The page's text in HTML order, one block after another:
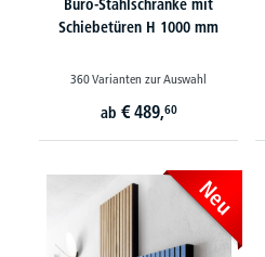
Büro-Stahlschränke mit
Schiebetüren H 1000 mm
360 Varianten zur Auswahl
ab € 489,60
Neu